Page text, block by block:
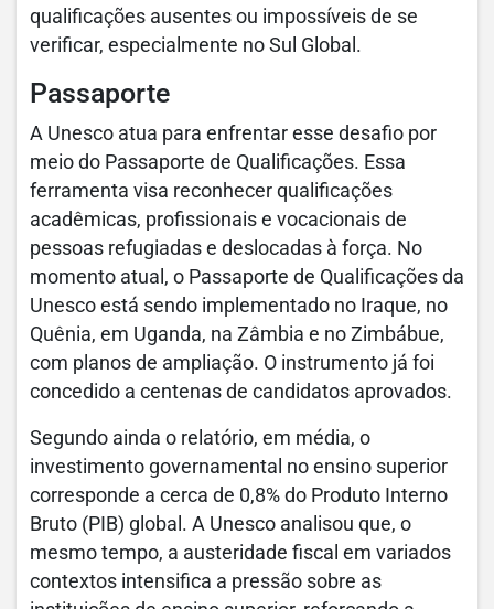
qualificações ausentes ou impossíveis de se
verificar, especialmente no Sul Global.
Passaporte
A Unesco atua para enfrentar esse desafio por
meio do Passaporte de Qualificações. Essa
ferramenta visa reconhecer qualificações
acadêmicas, profissionais e vocacionais de
pessoas refugiadas e deslocadas à força. No
momento atual, o Passaporte de Qualificações da
Unesco está sendo implementado no Iraque, no
Quênia, em Uganda, na Zâmbia e no Zimbábue,
com planos de ampliação. O instrumento já foi
concedido a centenas de candidatos aprovados.
Segundo ainda o relatório, em média, o
investimento governamental no ensino superior
corresponde a cerca de 0,8% do Produto Interno
Bruto (PIB) global. A Unesco analisou que, o
mesmo tempo, a austeridade fiscal em variados
contextos intensifica a pressão sobre as